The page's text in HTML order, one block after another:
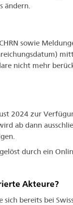
ändern.
sowie
nicht mehr
2024 zur
ab dann
durch ein
Akteure?
bereits bei